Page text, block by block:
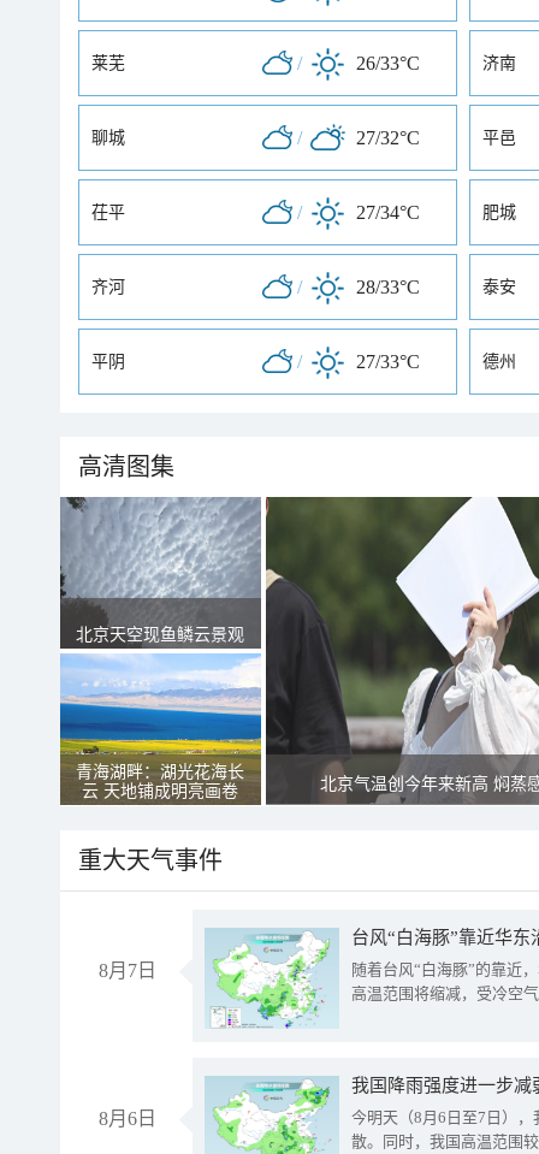
莱芜 / 26/33°C 济南
聊城 / 27/32°C 平邑
茌平 / 27/34°C 肥城
齐河 / 28/33°C 泰安
平阴 / 27/33°C 德州
高清图集
北京天空现鱼鳞云景观
青海湖畔：湖光花海长
云 天地铺成明亮画卷
北京气温创今年来新高 焖蒸
重大天气事件
8月7日
台风“白海豚”靠近华
随着台风“白海豚”的靠近
高温范围将缩减，受冷空
8月6日
今明天（8月6日至7日）
散。同时，我国高温范围